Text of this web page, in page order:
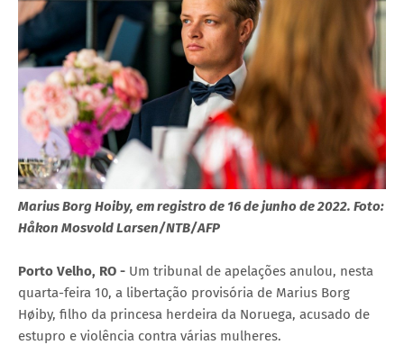
Marius Borg Hoiby, em registro de 16 de junho de 2022. Foto:
Håkon Mosvold Larsen/NTB/AFP
Porto Velho, RO - Um tribunal de apelações anulou, nesta
quarta-feira 10, a libertação provisória de Marius Borg
Høiby, filho da princesa herdeira da Noruega, acusado de
estupro e violência contra várias mulheres.